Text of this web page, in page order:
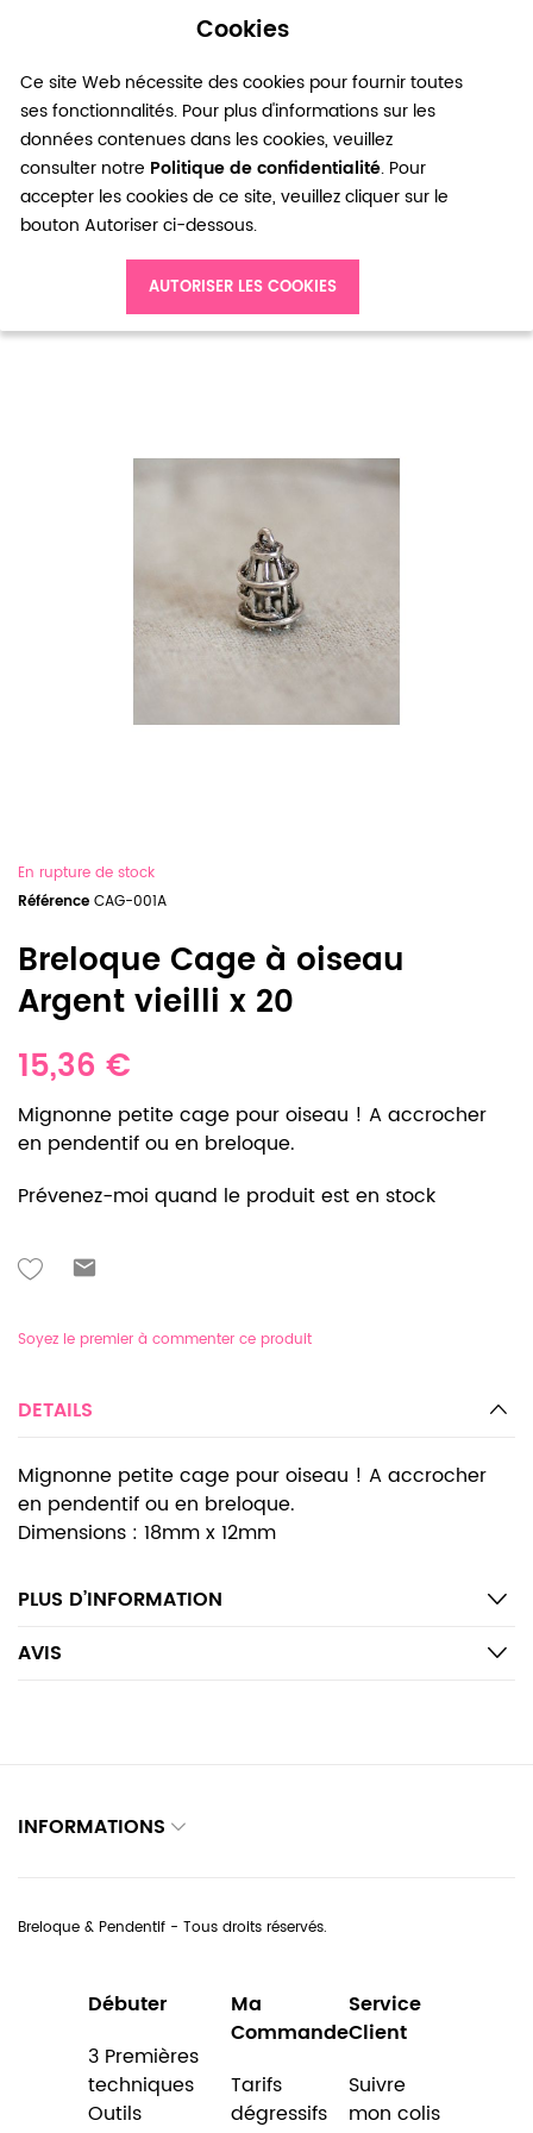
Cookies
Ce site Web nécessite des cookies pour fournir toutes
ses fonctionnalités. Pour plus d'informations sur les
données contenues dans les cookies, veuillez
consulter notre Politique de confidentialité. Pour
accepter les cookies de ce site, veuillez cliquer sur le
bouton Autoriser ci-dessous.
AUTORISER LES COOKIES
0
Breloque Cage à oiseau Argent vieilli x 20
En rupture de stock
Référence CAG-001A
Breloque Cage à oiseau
Argent vieilli x 20
15,36 €
Mignonne petite cage pour oiseau ! A accrocher
en pendentif ou en breloque.
Prévenez-moi quand le produit est en stock
Soyez le premier à commenter ce produit
DETAILS
Mignonne petite cage pour oiseau ! A accrocher
en pendentif ou en breloque.
Dimensions : 18mm x 12mm
PLUS D’INFORMATION
AVIS
INFORMATIONS
Breloque & Pendentif - Tous droits réservés.
Débuter
3 Premières
techniques
Outils
Ma
Commande
Tarifs
dégressifs
Service
Client
Suivre
mon colis